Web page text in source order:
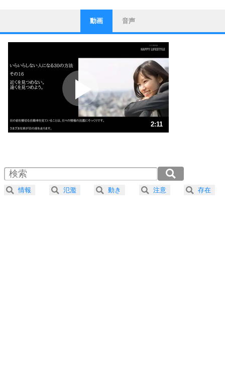
1
ストレス対策
他人と比べない。
いっそのこと、他人を見ない。
いらいらしない人になる30の方法
ポジティブになれない原因は、行動しないから。
ポジティブ思考になる30の方法
ストレス対策
人生、なんとかなるもの。
気楽に生きる30の方法
4 器の大きい人は、怒りを優しさで表現する。
プラス思考
動画 音声
2:11
2.0倍速 （258KB 1分5秒）
2.5倍速 （207KB 52秒）
3.0倍速 （172KB 43秒）
情報 氾濫 動き 注意 存在